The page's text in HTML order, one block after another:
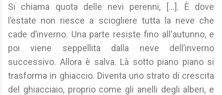
Si chiama quota delle nevi perenni, [...]. È dove
l’estate non riesce a sciogliere tutta la neve che
cade d’inverno. Una parte resiste fino all'autunno, e
poi viene seppellita dalla neve dell’inverno
successivo. Allora è salva. Là sotto piano piano si
trasforma in ghiaccio. Diventa uno strato di crescita
del ghiacciaio, proprio come gli anelli degli alberi, e